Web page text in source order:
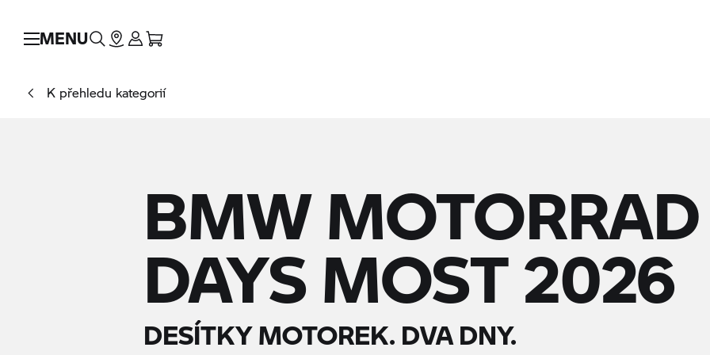
MENU
K přehledu kategorií
BMW MOTORRAD
DAYS MOST 2026
DESÍTKY MOTOREK. DVA DNY.